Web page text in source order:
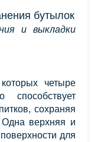
сохраняя
Одна верхняя и
для